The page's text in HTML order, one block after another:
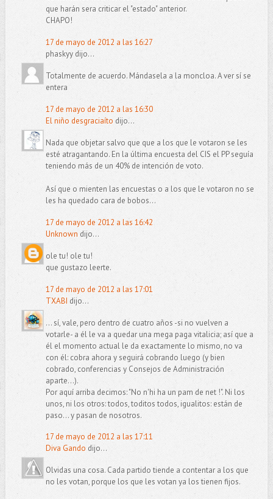
que harán sera criticar el "estado" anterior.
CHAPO!
17 de mayo de 2012 a las 16:27
phaskyy dijo...
Totalmente de acuerdo. Mándasela a la moncloa. A ver sí se
entera
17 de mayo de 2012 a las 16:30
El niño desgraciaíto dijo...
Nada que objetar salvo que que a los que le votaron se les
esté atragantando. En la última encuesta del CIS el PP seguía
teniendo más de un 40% de intención de voto.
Así que o mienten las encuestas o a los que le votaron no se
les ha quedado cara de bobos...
17 de mayo de 2012 a las 16:42
Unknown dijo...
ole tu! ole tu!
que gustazo leerte.
17 de mayo de 2012 a las 17:01
TXABI dijo...
... sí, vale, pero dentro de cuatro años -si no vuelven a
votarle- a él le va a quedar una mega paga vitalicia; así que a
él el momento actual le da exactamente lo mismo, no va
con él: cobra ahora y seguirá cobrando luego (y bien
cobrado, conferencias y Consejos de Administración
aparte...).
Por aquí arriba decimos: "No n'hi ha un pam de net !". Ni los
unos, ni los otros: todos, toditos todos, igualitos: están de
paso... y pasan de nosotros.
17 de mayo de 2012 a las 17:11
Diva Gando dijo...
Olvidas una cosa. Cada partido tiende a contentar a los que
no les votan, porque los que les votan ya los tienen fijos.